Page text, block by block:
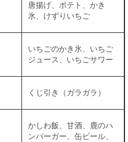
唐揚げ、ポテト、かき
氷、けずりいちご
いちごのかき氷、いちご
ジュース、いちごサワー
くじ引き（ガラガラ）
かしわ飯、甘酒、鹿のハ
ンバーガー、缶ビール、